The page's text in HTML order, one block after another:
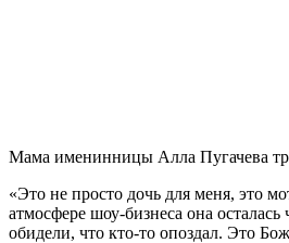
Мама именинницы Алла Пугачева
«Это не просто дочь для меня, это
атмосфере шоу-бизнеса она
обидели, что кто-то опоздал. Это